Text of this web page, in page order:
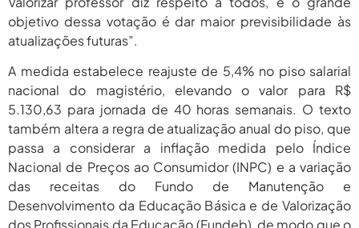
6 De Agosto: Dia Nacional Dos
Profissionais De...
agosto 6,
2026
2026
Institutos Federais...
agosto 6,
objetivo dessa votação é dar maior previsibilidade às
atualizações futuras”.
A medida estabelece reajuste de 5,4% no piso salarial
nacional do magistério, elevando o valor para R$
5.130,63 para jornada de 40 horas semanais. O texto
também altera a regra de atualização anual do piso, que
passa a considerar a inflação medida pelo Índice
Nacional de Preços ao Consumidor (INPC) e a variação
das receitas do Fundo de Manutenção e
Desenvolvimento da Educação Básica e de Valorização